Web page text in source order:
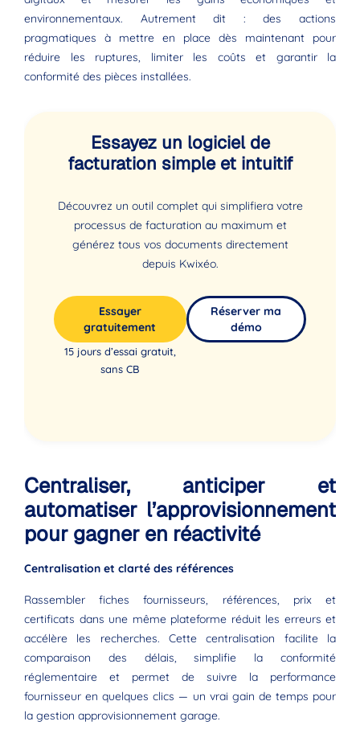
environnementaux. Autrement dit : des actions
pragmatiques à mettre en place dès maintenant pour
réduire les ruptures, limiter les coûts et garantir la
conformité des pièces installées.
Essayez un logiciel de
facturation simple et intuitif
Découvrez un outil complet qui simplifiera votre
processus de facturation au maximum et
générez tous vos documents directement
depuis Kwixéo.
Essayer
gratuitement
15 jours d’essai gratuit,
sans CB
Réserver ma
démo
Centraliser, anticiper et
automatiser l’approvisionnement
pour gagner en réactivité
Centralisation et clarté des références
Rassembler fiches fournisseurs, références, prix et
certificats dans une même plateforme réduit les erreurs et
accélère les recherches. Cette centralisation facilite la
comparaison des délais, simplifie la conformité
réglementaire et permet de suivre la performance
fournisseur en quelques clics — un vrai gain de temps pour
la gestion approvisionnement garage.